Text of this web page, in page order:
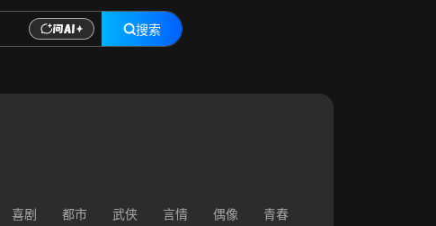
搜索
喜剧 都市 武侠 言情 偶像
青春